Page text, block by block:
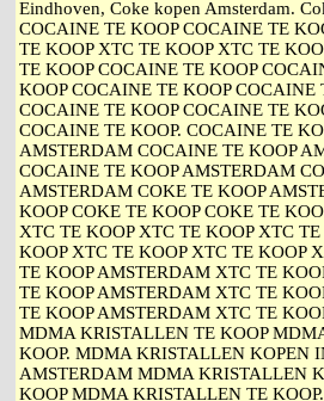
Eindhoven, Coke kopen Amsterdam.
COCAINE TE KOOP COCAINE TE
TE KOOP XTC TE KOOP XTC TE
TE KOOP COCAINE TE KOOP
KOOP COCAINE TE KOOP
COCAINE TE KOOP COCAINE TE
COCAINE TE KOOP. COCAINE TE
AMSTERDAM COCAINE TE KOOP
COCAINE TE KOOP AMSTERDAM
AMSTERDAM COKE TE KOOP
KOOP COKE TE KOOP COKE TE
XTC TE KOOP XTC TE KOOP XTC
KOOP XTC TE KOOP XTC TE KOOP
TE KOOP AMSTERDAM XTC TE
TE KOOP AMSTERDAM XTC TE
TE KOOP AMSTERDAM XTC TE
MDMA KRISTALLEN TE KOOP
KOOP. MDMA KRISTALLEN KOPEN
AMSTERDAM MDMA KRISTALLEN
KOOP MDMA KRISTALLEN TE